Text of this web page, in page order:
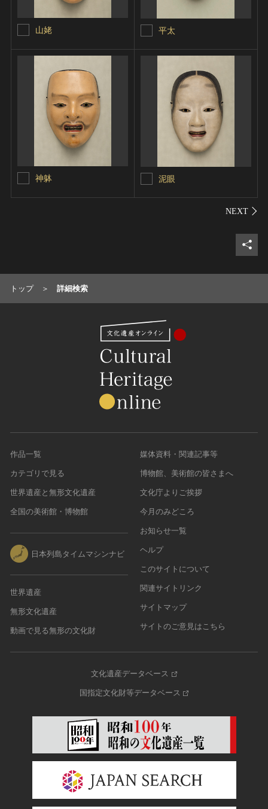
山姥 平太
神躰 泥眼
シェ
トップ 詳細検索
作品一覧
カテゴリで見る
世界遺産と無形文化遺産
全国の美術館・博物館
日本列島タイムマシンナビ
世界遺産
無形文化遺産
動画で見る無形の文化財
媒体資料・関連記事等
博物館、美術館の皆さまへ
文化庁よりご挨拶
今月のみどころ
お知らせ一覧
ヘルプ
このサイトについて
関連サイトリンク
サイトマップ
サイトのご意見はこちら
文化遺産データベース
国指定文化財等データベース